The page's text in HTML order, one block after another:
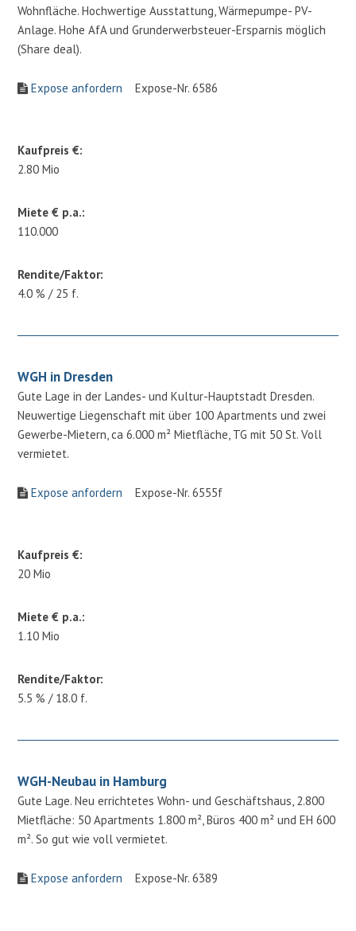
Wohnfläche. Hochwertige Ausstattung, Wärmepumpe- PV-
Anlage. Hohe AfA und Grunderwerbsteuer-Ersparnis möglich
(Share deal).
Expose anfordern Expose-Nr. 6586
Kaufpreis €:
2.80 Mio
Miete € p.a.:
110.000
Rendite/Faktor:
4.0 % / 25 f.
WGH in Dresden
Gute Lage in der Landes- und Kultur-Hauptstadt Dresden.
Neuwertige Liegenschaft mit über 100 Apartments und zwei
Gewerbe-Mietern, ca 6.000 m² Mietfläche, TG mit 50 St. Voll
vermietet.
Expose anfordern Expose-Nr. 6555f
Kaufpreis €:
20 Mio
Miete € p.a.:
1.10 Mio
Rendite/Faktor:
5.5 % / 18.0 f.
WGH-Neubau in Hamburg
Gute Lage. Neu errichtetes Wohn- und Geschäftshaus, 2.800
Mietfläche: 50 Apartments 1.800 m², Büros 400 m² und EH 600
m². So gut wie voll vermietet.
Expose anfordern Expose-Nr. 6389